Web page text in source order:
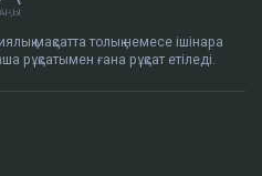
мақсатта толық немесе ішінара
рұқсатымен ғана рұқсат етіледі.